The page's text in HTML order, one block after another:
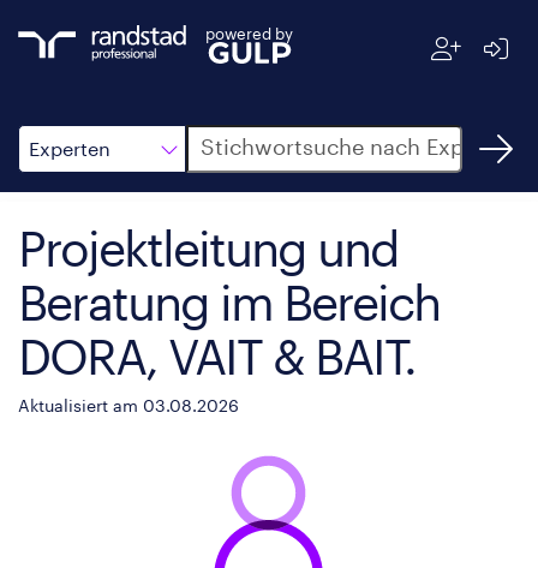
powered by
Experten
Suche
Projektleitung und
Beratung im Bereich
DORA, VAIT & BAIT.
Aktualisiert am 03.08.2026